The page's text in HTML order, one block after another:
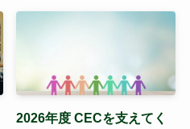
2026年度 CECを支えてく